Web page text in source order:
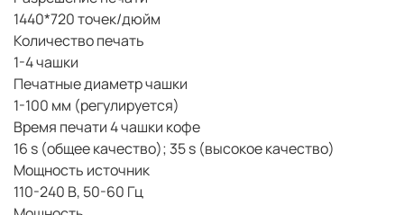
1440*720 точек/дюйм
Количество печать
1-4 чашки
Печатные диаметр чашки
1-100 мм (регулируется)
Время печати 4 чашки кофе
16 s (общее качество); 35 s (высокое качество)
Мощность источник
110-240 В, 50-60 Гц